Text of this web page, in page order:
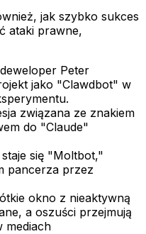
jak szybko sukces
ataki prawne,
Peter
jako "Clawdbot" w
związana ze znakiem
do "Claude"
się "Moltbot,"
pancerza przez
okno z nieaktywną
a oszuści przejmują
mediach